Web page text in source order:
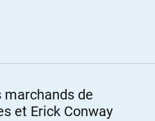
marchands de
et Erick Conway